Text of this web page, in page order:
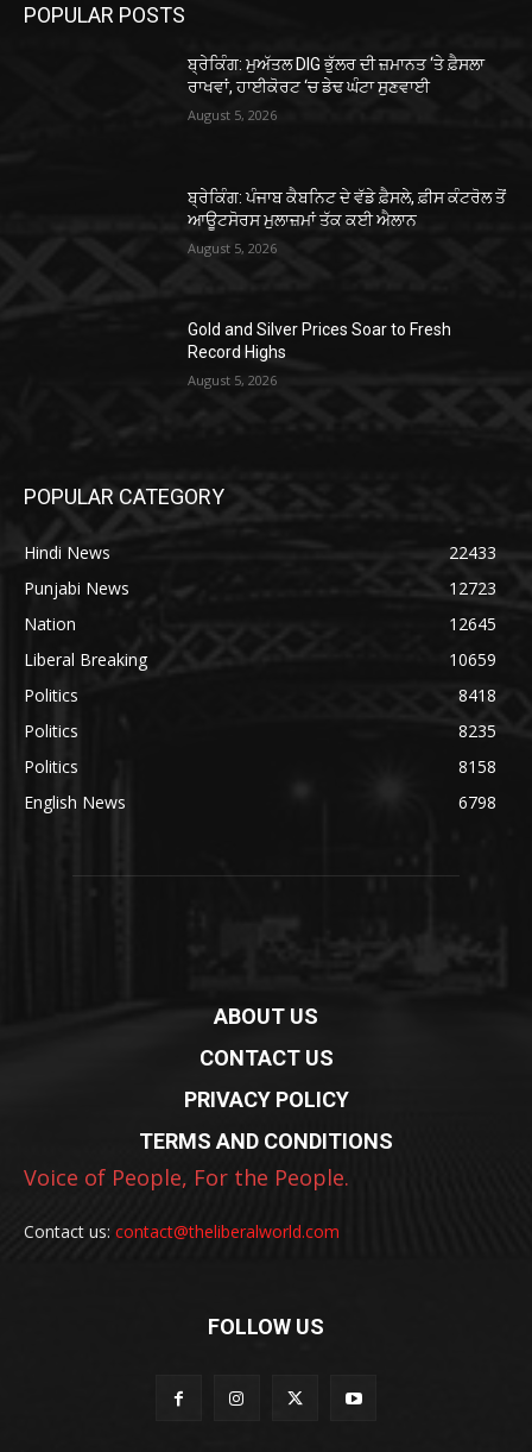
POPULAR POSTS
ਬ੍ਰੇਕਿੰਗ: ਮੁਅੱਤਲ DIG ਭੁੱਲਰ ਦੀ ਜ਼ਮਾਨਤ ‘ਤੇ ਫ਼ੈਸਲਾ
ਰਾਖਵਾਂ, ਹਾਈਕੋਰਟ ‘ਚ ਡੇਢ ਘੰਟਾ ਸੁਣਵਾਈ
August 5, 2026
ਬ੍ਰੇਕਿੰਗ: ਪੰਜਾਬ ਕੈਬਨਿਟ ਦੇ ਵੱਡੇ ਫ਼ੈਸਲੇ, ਫ਼ੀਸ ਕੰਟਰੋਲ ਤੋਂ
ਆਊਟਸੋਰਸ ਮੁਲਾਜ਼ਮਾਂ ਤੱਕ ਕਈ ਐਲਾਨ
August 5, 2026
Gold and Silver Prices Soar to Fresh
Record Highs
August 5, 2026
POPULAR CATEGORY
Hindi News
22433
Punjabi News
12723
Nation
12645
Liberal Breaking
10659
Politics
8418
Politics
8235
Politics
8158
English News
6798
ABOUT US
CONTACT US
PRIVACY POLICY
TERMS AND CONDITIONS
Voice of People, For the People.
Contact us: contact@theliberalworld.com
FOLLOW US